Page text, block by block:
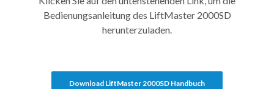
Bedienungsanleitung des LiftMaster 2000SD
herunterzuladen.
Download LiftMaster 2000SD Handbuch